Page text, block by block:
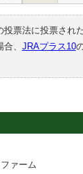
票法に投票され
、 JRAプラス10
ァーム